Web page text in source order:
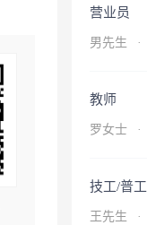
营业员
男先生 ·
教师
罗女士 ·
技工/普工
王先生 ·